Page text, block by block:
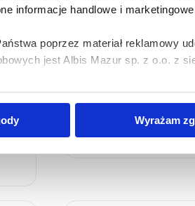
informacje handlowe i
poprzez materiał reklamowy
jest Albis Mazur sp. z o.o. z
oraz zasady przetwarzania Państwa
powyższych celach, prosimy poniżej
Wyrażam
Zabawka pluszowa